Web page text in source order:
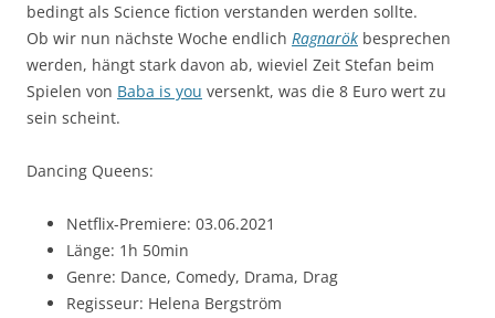
bedingt als Science fiction verstanden werden sollte.
Ob wir nun nächste Woche endlich Ragnarök besprechen
werden, hängt stark davon ab, wieviel Zeit Stefan beim
Spielen von Baba is you versenkt, was die 8 Euro wert zu
sein scheint.
Dancing Queens:
Netflix-Premiere: 03.06.2021
Länge: 1h 50min
Genre: Dance, Comedy, Drama, Drag
Regisseur: Helena Bergström